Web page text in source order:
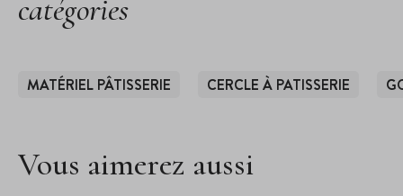
catégories
MATÉRIEL PÂTISSERIE CERCLE À PATISSERIE
Vous aimerez aussi